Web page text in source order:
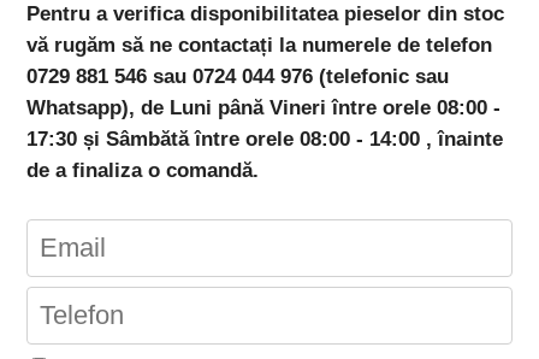
Pentru a verifica disponibilitatea pieselor din stoc
vă rugăm să ne contactați la numerele de telefon
0729 881 546 sau 0724 044 976 (telefonic sau
Whatsapp), de Luni până Vineri între orele 08:00 -
17:30 și Sâmbătă între orele 08:00 - 14:00 , înainte
de a finaliza o comandă.